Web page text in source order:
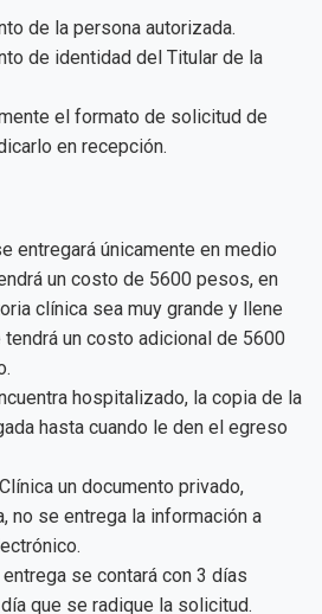
de la persona autorizada.
de identidad del Titular de la
el formato de solicitud de
en recepción.
entregará únicamente en medio
un costo de 5600 pesos, en
clínica sea muy grande y llene
un costo adicional de 5600
hospitalizado, la copia de la
hasta cuando le den el egreso
un documento privado,
no se entrega la información a
se contará con 3 días
que se radique la solicitud.